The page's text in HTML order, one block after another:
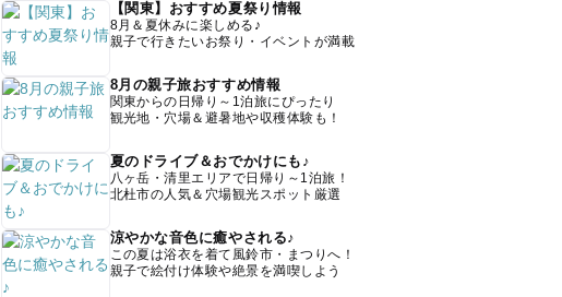
【関東】おすすめ夏祭り情報
8月＆夏休みに楽しめる♪
親子で行きたいお祭り・イベントが満載
8月の親子旅おすすめ情報
関東からの日帰り～1泊旅にぴったり
観光地・穴場＆避暑地や収穫体験も！
夏のドライブ＆おでかけにも♪
八ヶ岳・清里エリアで日帰り～1泊旅！
北杜市の人気＆穴場観光スポット厳選
涼やかな音色に癒やされる♪
この夏は浴衣を着て風鈴市・まつりへ！
親子で絵付け体験や絶景を満喫しよう